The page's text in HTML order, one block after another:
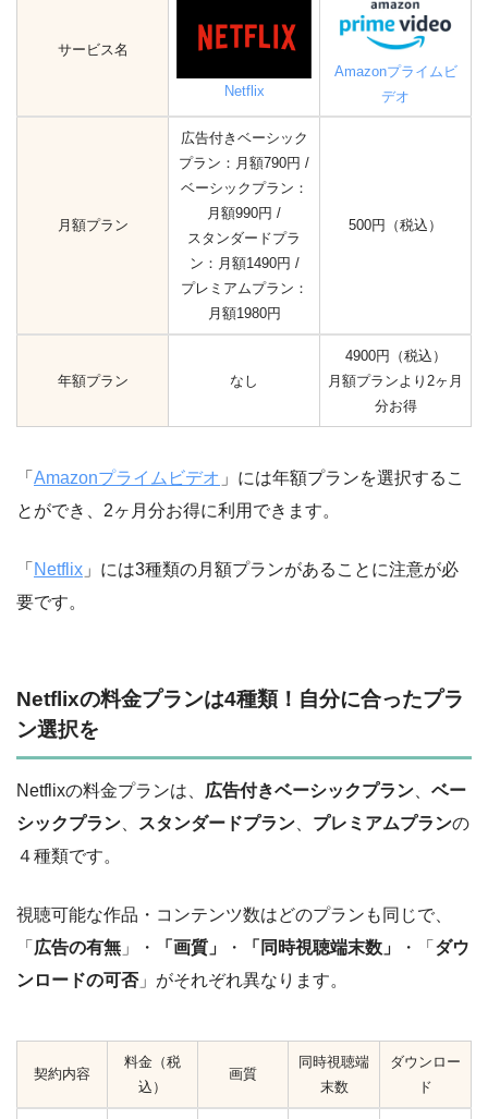
サービス名
Netflix
Amazonプライムビ
デオ
月額プラン
広告付きベーシック
プラン：月額790円 /
ベーシックプラン：
月額990円 /
スタンダードプラ
ン：月額1490円 /
プレミアムプラン：
月額1980円
500円（税込）
年額プラン なし
4900円（税込）
月額プランより2ヶ月
分お得
「 Amazonプライムビデオ 」には年額プランを選択するこ
とができ、2ヶ月分お得に利用できます。
「 Netflix 」には3種類の月額プランがあることに注意が必
要です。
Netflixの料金プランは4種類！自分に合ったプラ
ン選択を
Netflixの料金プランは、 広告付きベーシックプラン
ベー
シックプラン
スタンダードプラン プレミアムプランの
４種類です。
視聴可能な作品・コンテンツ数はどのプランも同じで、
「 広告の有無 」・ 「画質」 ・ 「同時視聴端末数」 ・「 ダウ
ンロードの可否」がそれぞれ異なります。
契約内容
料金（税
込）
画質
同時視聴端
末数
ダウンロー
ド